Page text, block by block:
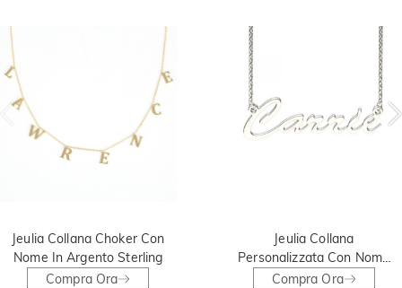
Jeulia Collana Choker Con
Nome In Argento Sterling
Compra Ora
Jeulia Collana
Personalizzata Con Nome
In Argento Sterling
Compra Ora